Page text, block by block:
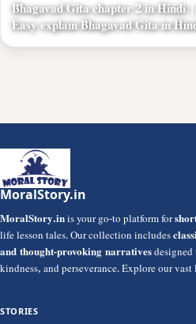
Bhagavad Gita chapter 2 in Hindi |
Easy explain Bhagavad Gita in
MoralStory.in
MoralStory.inis your go-to platform for
life lesson tales. Our collection includes
and thought-provoking narratives
kindness, and perseverance. Explore our
STORIES